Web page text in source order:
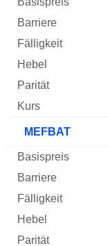
MEFBAT